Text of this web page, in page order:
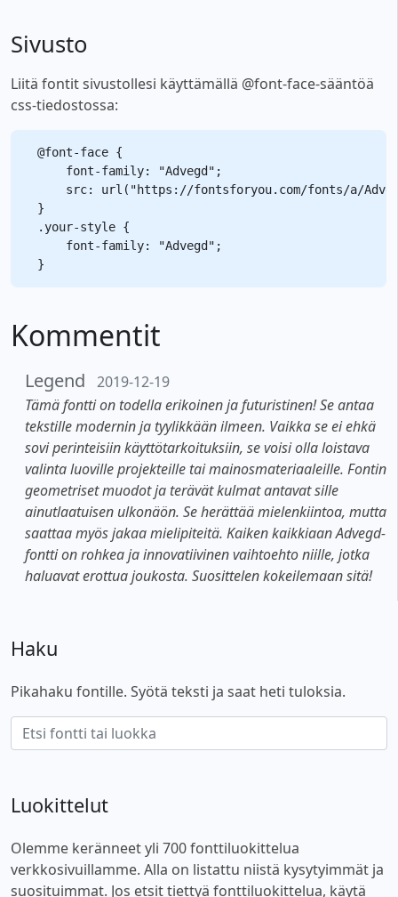
Sivusto
Liitä fontit sivustollesi käyttämällä @font-face-sääntöä
css-tiedostossa:
@font-face {
    font-family: "Advegd";
src: url("https://fontsforyou.com/fonts/a/
}
.your-style {
    font-family: "Advegd";
Kommentit
Legend
2019-12-19
Tämä fontti on todella erikoinen ja futuristinen! Se antaa
tekstille modernin ja tyylikkään ilmeen. Vaikka se ei ehkä
sovi perinteisiin käyttötarkoituksiin, se voisi olla loistava
valinta luoville projekteille tai mainosmateriaaleille. Fontin
geometriset muodot ja terävät kulmat antavat sille
ainutlaatuisen ulkonäön. Se herättää mielenkiintoa, mutta
saattaa myös jakaa mielipiteitä. Kaiken kaikkiaan Advegd-
fontti on rohkea ja innovatiivinen vaihtoehto niille, jotka
haluavat erottua joukosta. Suosittelen kokeilemaan sitä!
Haku
Pikahaku fontille. Syötä teksti ja saat heti tuloksia.
Luokittelut
Olemme keränneet yli 700 fonttiluokittelua
verkkosivuillamme. Alla on listattu niistä kysytyimmät ja
suosituimmat. Jos etsit tiettyä fonttiluokittelua, käytä